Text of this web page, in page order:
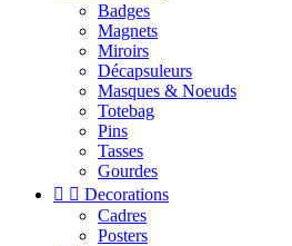
Badges
Magnets
Miroirs
Décapsuleurs
Masques & Noeuds
Totebag
Pins
Tasses
Gourdes
  Decorations
Cadres
Posters